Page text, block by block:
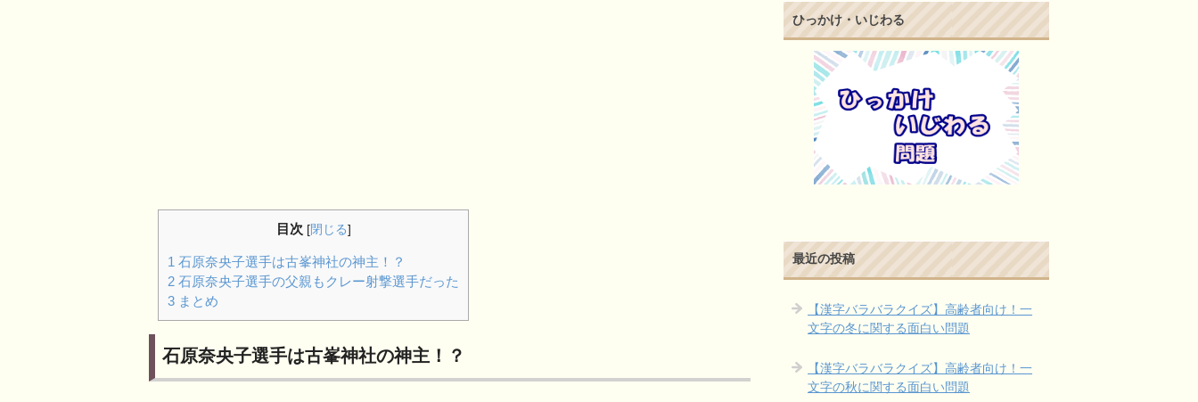
目次 [閉じる]
1 石原奈央子選手は古峯神社の神主！？
2 石原奈央子選手の父親もクレー射撃選手だった
3 まとめ
石原奈央子選手は古峯神社の神主！？
ひっかけ・いじわる
最近の投稿
【漢字バラバラクイズ】高齢者向け！一
文字の冬に関する面白い問題
【漢字バラバラクイズ】高齢者向け！一
文字の秋に関する面白い問題